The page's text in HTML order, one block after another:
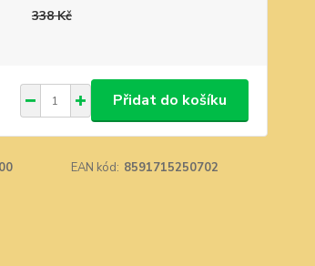
338 Kč
Přidat do košíku
EAN kód: 8591715250702